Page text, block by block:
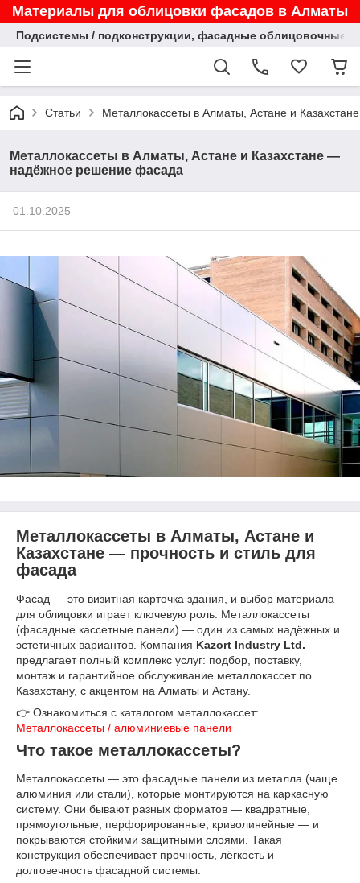
Материалы для облицовки фасадов в Алматы
Подсистемы / подконструкции, фасадные облицовочные
Статьи Металлокассеты в Алматы, Астане и
Металлокассеты в Алматы, Астане и Казахстане —
надёжное решение фасада
01.10.2025
Металлокассеты в Алматы, Астане и
Казахстане — прочность и стиль для
фасада
Фасад — это визитная карточка здания, и выбор материала
для облицовки играет ключевую роль. Металлокассеты
(фасадные кассетные панели) — один из самых надёжных и
эстетичных вариантов. Компания Kazort Industry Ltd.
предлагает полный комплекс услуг: подбор, поставку,
монтаж и гарантийное обслуживание металлокассет по
Казахстану, с акцентом на Алматы и Астану.
👉 Ознакомиться с каталогом металлокассет:
Металлокассеты / алюминиевые панели
Что такое металлокассеты?
Металлокассеты — это фасадные панели из металла (чаще
алюминия или стали), которые монтируются на каркасную
систему. Они бывают разных форматов — квадратные,
прямоугольные, перфорированные, криволинейные — и
покрываются стойкими защитными слоями. Такая
конструкция обеспечивает прочность, лёгкость и
долговечность фасадной системы.